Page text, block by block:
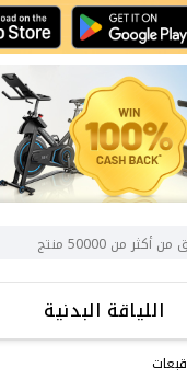
اللياقة البدنية
قبعات